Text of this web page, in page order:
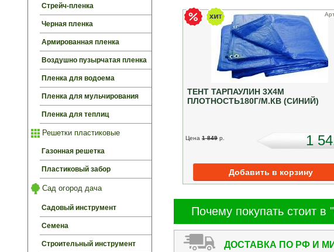
Стрейч-пленка
Черная пленка
Армированная пленка
Воздушно пузырчатая пленка
Пленка для водоема
Пленка для мульчирования
Пленка для теплиц
Решетки пластиковые
Газонная решетка
Пластиковый забор
Сад огород дача
Садовый инструмент
Семена
Строительный инструмент
ТЕНТ ТАРПАУЛИН 3Х4М
ПЛОТНОСТЬ180Г/М.КВ (СИНИЙ)
Цена 1 849 p. 1
Почему покупать стоит
ДОСТАВКА ПО РФ И